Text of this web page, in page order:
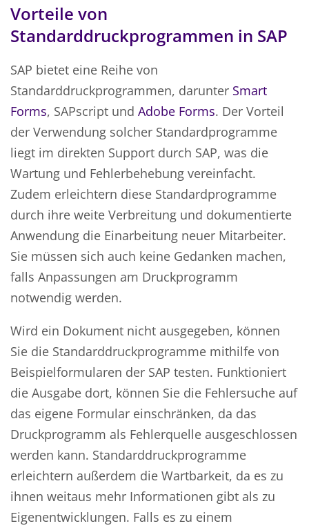
Vorteile von
Standarddruckprogrammen in SAP
SAP bietet eine Reihe von
Standarddruckprogrammen, darunter Smart
Forms, SAPscript und Adobe Forms. Der Vorteil
der Verwendung solcher Standardprogramme
liegt im direkten Support durch SAP, was die
Wartung und Fehlerbehebung vereinfacht.
Zudem erleichtern diese Standardprogramme
durch ihre weite Verbreitung und dokumentierte
Anwendung die Einarbeitung neuer Mitarbeiter.
Sie müssen sich auch keine Gedanken machen,
falls Anpassungen am Druckprogramm
notwendig werden.
Wird ein Dokument nicht ausgegeben, können
Sie die Standarddruckprogramme mithilfe von
Beispielformularen der SAP testen. Funktioniert
die Ausgabe dort, können Sie die Fehlersuche auf
das eigene Formular einschränken, da das
Druckprogramm als Fehlerquelle ausgeschlossen
werden kann. Standarddruckprogramme
erleichtern außerdem die Wartbarkeit, da es zu
ihnen weitaus mehr Informationen gibt als zu
Eigenentwicklungen. Falls es zu einem